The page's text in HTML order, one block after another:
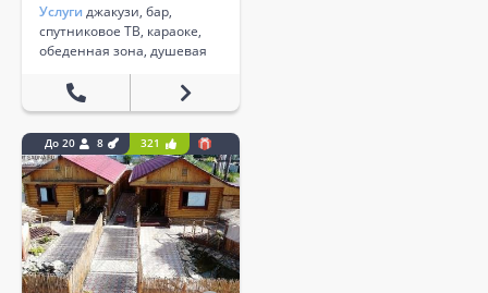
Услуги джакузи, бар,
спутниковое ТВ, караоке,
обеденная зона, душевая
До 20 8 321